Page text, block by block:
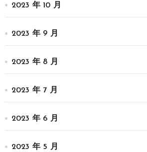
2023 年 10 月
2023 年 9 月
2023 年 8 月
2023 年 7 月
2023 年 6 月
2023 年 5 月